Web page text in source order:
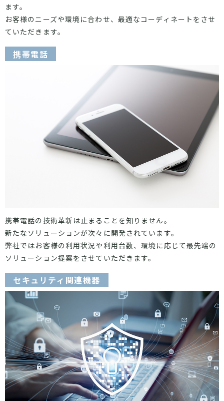
ます。
お客様のニーズや環境に合わせ、最適なコーディネートをさせ
ていただきます。
携帯電話
携帯電話の技術革新は止まることを知りません。
新たなソリューションが次々に開発されています。
弊社ではお客様の利用状況や利用台数、環境に応じて最先端の
ソリューション提案をさせていただきます。
セキュリティ関連機器